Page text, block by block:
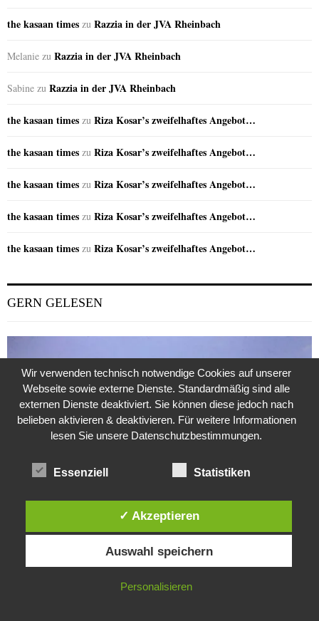
the kasaan times zu Razzia in der JVA Rheinbach
Melanie zu Razzia in der JVA Rheinbach
Sabine zu Razzia in der JVA Rheinbach
the kasaan times zu Riza Kosar’s zweifelhaftes Angebot…
the kasaan times zu Riza Kosar’s zweifelhaftes Angebot…
the kasaan times zu Riza Kosar’s zweifelhaftes Angebot…
the kasaan times zu Riza Kosar’s zweifelhaftes Angebot…
the kasaan times zu Riza Kosar’s zweifelhaftes Angebot…
GERN GELESEN
Jugoslavijo, dobar dan
24. Juli 2020 0
Diese Website verwendet Cookies. Durch die weitere Nutzung dieser
Website stimmst du der Verwendung von Cookies zu.
IN ORDNUNG
Wir verwenden technisch notwendige Cookies auf unserer
Webseite sowie externe Dienste. Standardmäßig sind alle
externen Dienste deaktiviert. Sie können diese jedoch nach
belieben aktivieren & deaktivieren. Für weitere Informationen
lesen Sie unsere Datenschutzbestimmungen.
Essenziell Statistiken
✓ Akzeptieren
Auswahl speichern
Personalisieren